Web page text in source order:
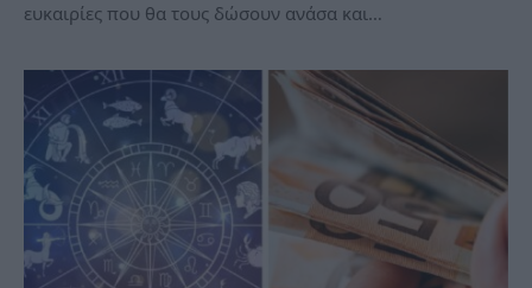
ευκαιρίες που θα τους δώσουν ανάσα και…